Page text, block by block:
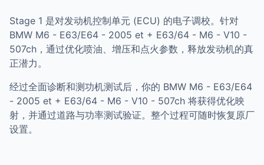
Stage 1 是对发动机控制单元 (ECU) 的电子调校。针对
BMW M6 - E63/E64 - 2005 et + E63/64 - M6 - V10 -
507ch，通过优化喷油、增压和点火参数，释放发动机的真
正潜力。
经过全面诊断和测功机测试后，你的 BMW M6 - E63/E64
- 2005 et + E63/64 - M6 - V10 - 507ch 将获得优化映
射，并通过道路与功率测试验证。整个过程可随时恢复原厂
设置。